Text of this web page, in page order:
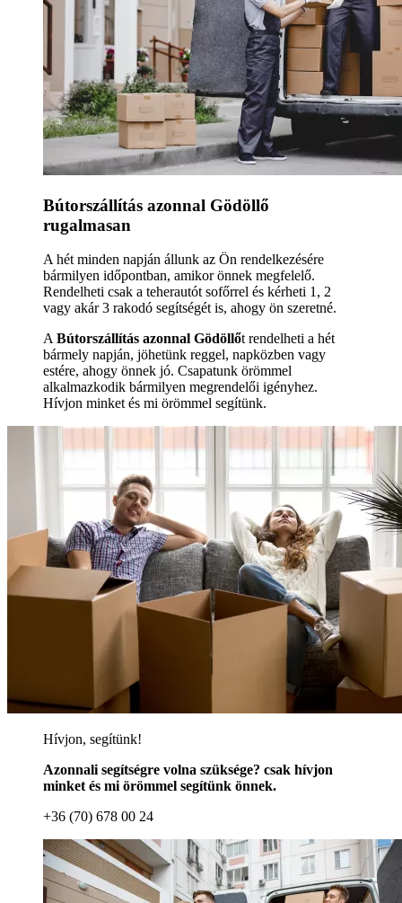
Bútorszállítás azonnal Gödöllő
rugalmasan
A hét minden napján állunk az Ön rendelkezésére
bármilyen időpontban, amikor önnek megfelelő.
Rendelheti csak a teherautót sofőrrel és kérheti 1, 2
vagy akár 3 rakodó segítségét is, ahogy ön szeretné.
A Bútorszállítás azonnal Gödöllőt rendelheti a hét
bármely napján, jöhetünk reggel, napközben vagy
estére, ahogy önnek jó. Csapatunk örömmel
alkalmazkodik bármilyen megrendelői igényhez.
Hívjon minket és mi örömmel segítünk.
Hívjon, segítünk!
Azonnali segítségre volna szüksége? csak hívjon
minket és mi örömmel segítünk önnek.
+36 (70) 678 00 24